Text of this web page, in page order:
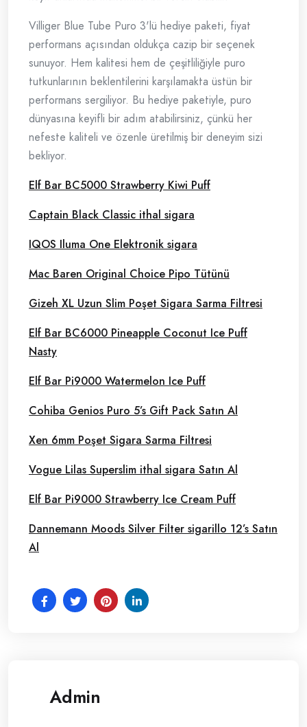
Villiger Blue Tube Puro 3'lü hediye paketi, fiyat
performans açısından oldukça cazip bir seçenek
sunuyor. Hem kalitesi hem de çeşitliliğiyle puro
tutkunlarının beklentilerini karşılamakta üstün bir
performans sergiliyor. Bu hediye paketiyle, puro
dünyasına keyifli bir adım atabilirsiniz, çünkü her
nefeste kaliteli ve özenle üretilmiş bir deneyim sizi
bekliyor.
Elf Bar BC5000 Strawberry Kiwi Puff
Captain Black Classic ithal sigara
IQOS Iluma One Elektronik sigara
Mac Baren Original Choice Pipo Tütünü
Gizeh XL Uzun Slim Poşet Sigara Sarma Filtresi
Elf Bar BC6000 Pineapple Coconut Ice Puff
Nasty
Elf Bar Pi9000 Watermelon Ice Puff
Cohiba Genios Puro 5’s Gift Pack Satın Al
Xen 6mm Poşet Sigara Sarma Filtresi
Vogue Lilas Superslim ithal sigara Satın Al
Elf Bar Pi9000 Strawberry Ice Cream Puff
Dannemann Moods Silver Filter sigarillo 12’s Satın
Al
Admin